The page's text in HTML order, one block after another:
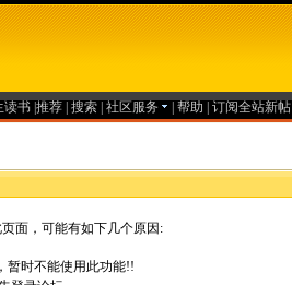
读书 推荐 搜索 社区服务 帮助 订阅全站新帖
面，可能有如下几个原因:
暂时不能使用此功能!!